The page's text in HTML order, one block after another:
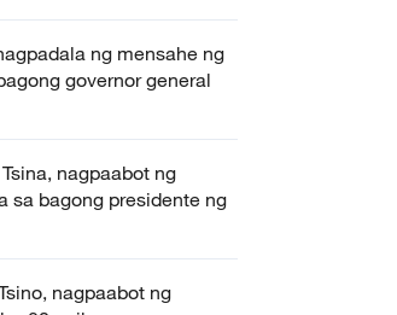
ng mensahe ng
governor general
nagpaabot ng
sa bagong presidente ng
nagpaabot ng